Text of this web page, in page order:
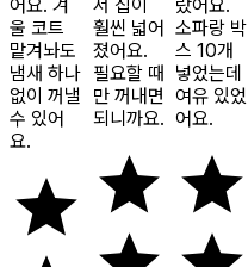
어요. 겨
울 코트
맡겨놔도
냄새 하나
없이 꺼낼
수 있어
요.
서 집이
훨씬 넓어
졌어요.
필요할 때
만 꺼내면
되니까요.
랐어요.
소파랑 박
스 10개
넣었는데
여유 있었
어요.